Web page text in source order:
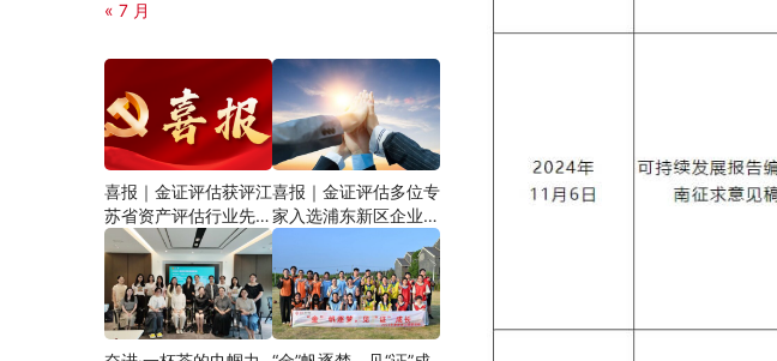
« 7 月
喜报｜金证评估获评江
苏省资产评估行业先进
资产评估机构党组织，
合伙人陈蓓获评优秀共
产党员
喜报｜金证评估多位专
家入选浦东新区企业国
有资产评估评审专家库